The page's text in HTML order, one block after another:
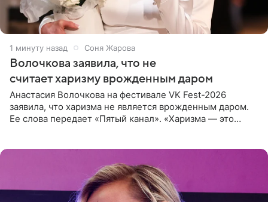
1 минуту назад Соня Жарова
Волочкова заявила, что не
считает харизму врожденным даром
Анастасия Волочкова на фестивале VK Fest-2026
заявила, что харизма не является врожденным даром.
Ее слова передает «Пятый канал». «Харизма — это